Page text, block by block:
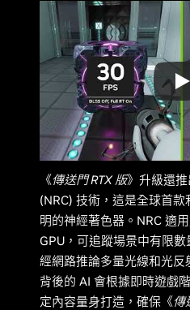
《傳送門 RTX 版》升級還推
(NRC) 技術，這是全球首
明的神經著色器。NRC 適
GPU，可追蹤場景中有限
經網路推論多量光線和光反
背後的 AI 會根據即時遊戲
定內容量身打造，確保《傳